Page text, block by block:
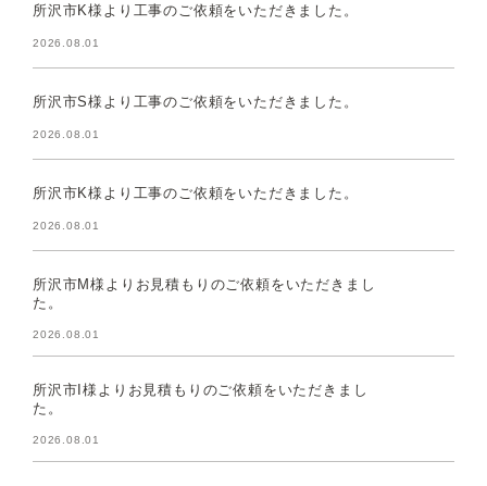
所沢市K様より工事のご依頼をいただきました。
2026.08.01
所沢市S様より工事のご依頼をいただきました。
2026.08.01
所沢市K様より工事のご依頼をいただきました。
2026.08.01
所沢市M様よりお見積もりのご依頼をいただきまし
た。
2026.08.01
所沢市I様よりお見積もりのご依頼をいただきまし
た。
2026.08.01